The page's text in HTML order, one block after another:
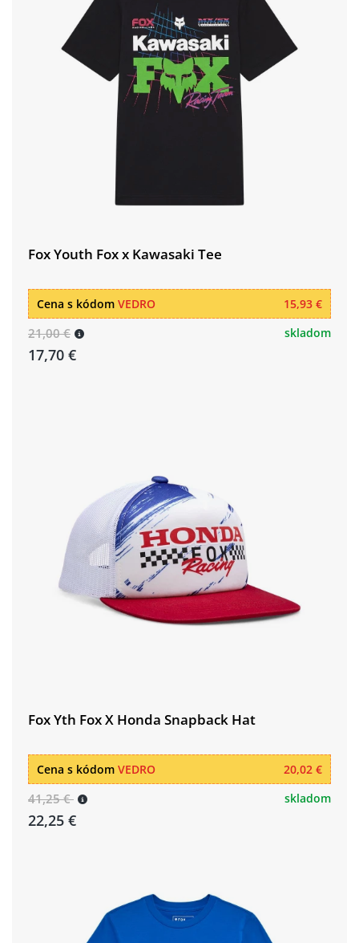
Fox Youth Fox x Kawasaki Tee
15,93 €
Cena s kódom VEDRO
21,00 €
17,70 €
skladom
Fox Yth Fox X Honda Snapback Hat
20,02 €
Cena s kódom VEDRO
41,25 €
22,25 €
skladom